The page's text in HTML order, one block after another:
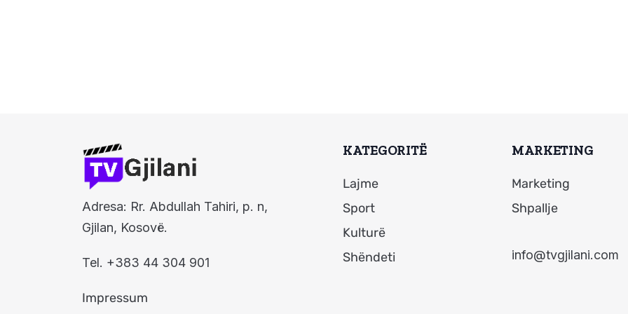
Adresa: Rr. Abdullah Tahiri, p. n,
Gjilan, Kosovë.
Tel. +383 44 304 901
Impressum
KATEGORITË
Lajme
Sport
Kulturë
Shëndeti
MARKETING
Marketing
Shpallje
info@tvgjilani.com